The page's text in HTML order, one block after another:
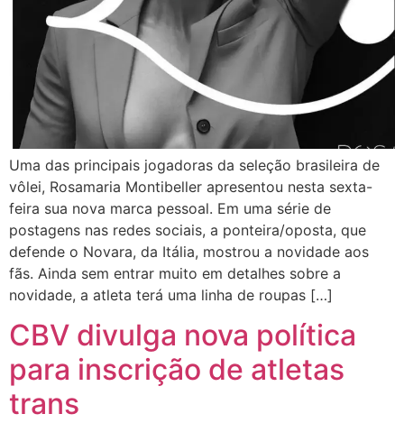
Uma das principais jogadoras da seleção brasileira de
vôlei, Rosamaria Montibeller apresentou nesta sexta-
feira sua nova marca pessoal. Em uma série de
postagens nas redes sociais, a ponteira/oposta, que
defende o Novara, da Itália, mostrou a novidade aos
fãs. Ainda sem entrar muito em detalhes sobre a
novidade, a atleta terá uma linha de roupas […]
CBV divulga nova política
para inscrição de atletas
trans